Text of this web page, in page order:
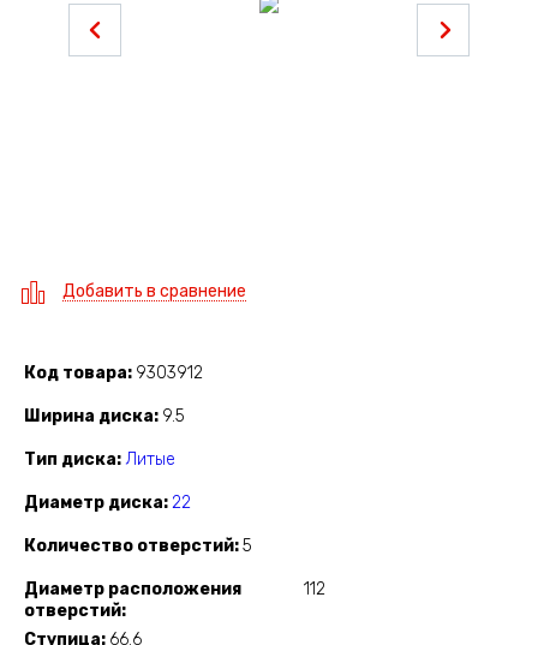
Добавить в сравнение
Код товара 9303912
Ширина диска 9.5
Тип диска Литые
Диаметр диска 22
Количество отверстий 5
Диаметр расположения
отверстий
112
Ступица 66.6